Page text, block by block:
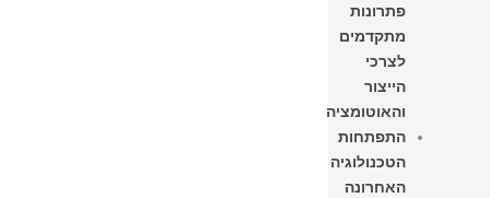
פתרונות
מתקדמים
לצרכי
הייצור
והאוטומציה
התפתחות
הטכנולוגיה
האחרונה